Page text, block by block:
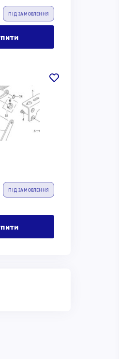
ПІД ЗАМОВЛЕННЯ
В
обране
ПІД ЗАМОВЛЕННЯ